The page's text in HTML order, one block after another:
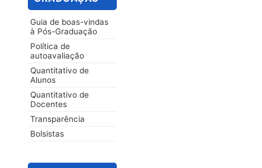
Guia de boas-vindas
à Pós-Graduação
Política de
autoavaliação
Quantitativo de
Alunos
Quantitativo de
Docentes
Transparência
Bolsistas